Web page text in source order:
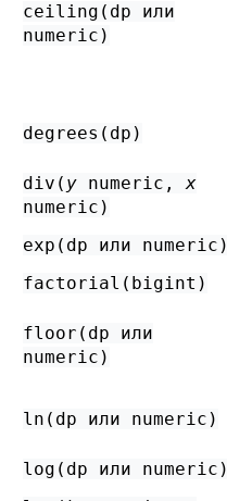
ceiling( dp или
numeric )
degrees( dp )
div( y numeric ,x
numeric )
exp( dp или numeric )
factorial( bigint )
floor( dp или
numeric )
ln( dp или numeric )
log( dp или numeric )